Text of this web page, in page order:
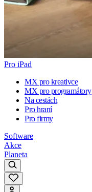
Pro iPad
MX pro kreativce
MX pro programátory
Na cestách
Pro hraní
Pro firmy
Software
Akce
Planeta